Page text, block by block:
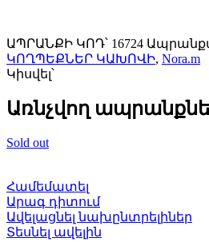
ԱՊՐԱՆՔԻ ԿՈԴ՝ 16724
ԿՈՂՊԵՔՆԵՐ ԿԱԽՈՎԻ, Nora.m
Կիսվել՝
Առնչվող
Sold out
Համեմատել
Արագ դիտում
Ավելացնել նախընտրելիներ
Տեսնել ավելին